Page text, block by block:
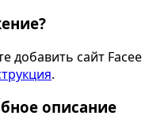
добавить сайт Facee
.
описание